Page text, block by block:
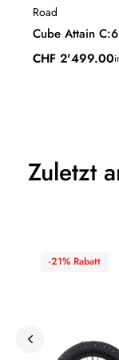
Road
Cube Attain
CHF 2'499.00
Zuletzt
-21% Rabatt